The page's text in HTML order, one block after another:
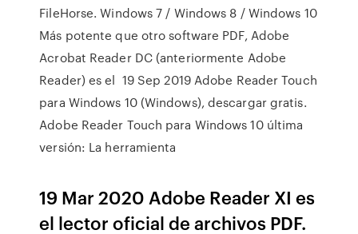
FileHorse. Windows 7 / Windows 8 / Windows 10
Más potente que otro software PDF, Adobe
Acrobat Reader DC (anteriormente Adobe
Reader) es el 19 Sep 2019 Adobe Reader Touch
para Windows 10 (Windows), descargar gratis.
Adobe Reader Touch para Windows 10 última
versión: La herramienta
19 Mar 2020 Adobe Reader XI es
el lector oficial de archivos PDF.